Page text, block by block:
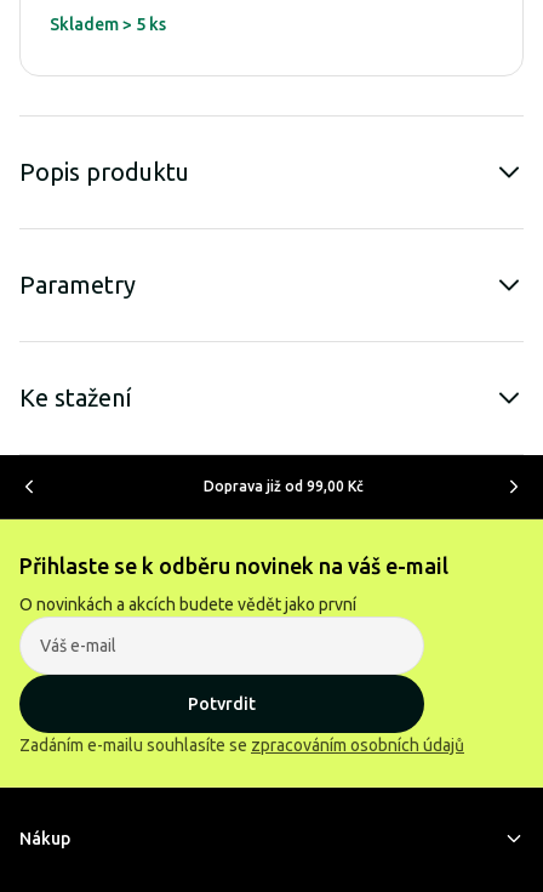
Skladem > 5 ks
Popis produktu
Parametry
Ke stažení
Doprava již od 99,00 Kč
Přihlaste se k odběru novinek na váš e-mail
O novinkách a akcích budete vědět jako první
Potvrdit
Zadáním e-mailu souhlasíte se zpracováním osobních údajů
Nákup